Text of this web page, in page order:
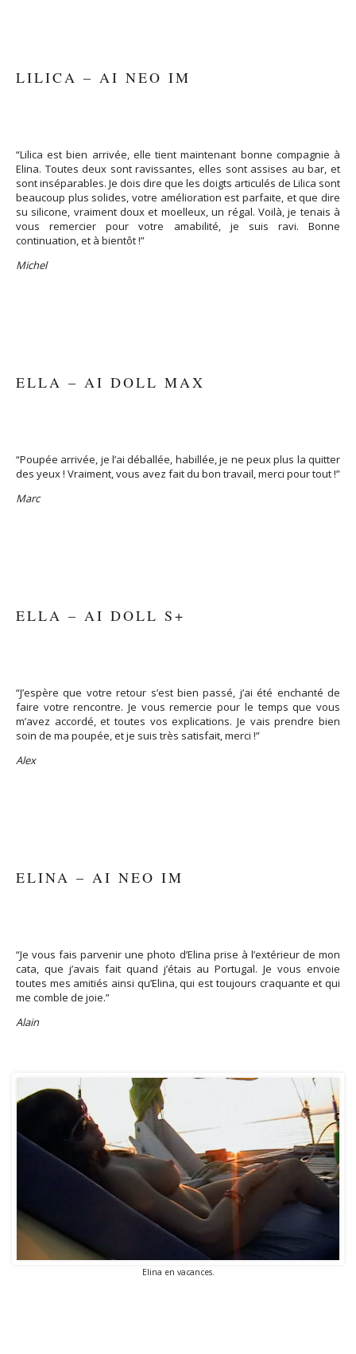
LILICA – AI NEO IM
“Lilica est bien arrivée, elle tient maintenant bonne compagnie à
Elina. Toutes deux sont ravissantes, elles sont assises au bar, et
sont inséparables. Je dois dire que les doigts articulés de Lilica sont
beaucoup plus solides, votre amélioration est parfaite, et que dire
su silicone, vraiment doux et moelleux, un régal. Voilà, je tenais à
vous remercier pour votre amabilité, je suis ravi. Bonne
continuation, et à bientôt !”
Michel
ELLA – AI DOLL MAX
“Poupée arrivée, je l’ai déballée, habillée, je ne peux plus la quitter
des yeux ! Vraiment, vous avez fait du bon travail, merci pour tout !”
Marc
ELLA – AI DOLL S+
“J’espère que votre retour s’est bien passé, j’ai été enchanté de
faire votre rencontre. Je vous remercie pour le temps que vous
m’avez accordé, et toutes vos explications. Je vais prendre bien
soin de ma poupée, et je suis très satisfait, merci !”
Alex
ELINA – AI NEO IM
“Je vous fais parvenir une photo d’Elina prise à l’extérieur de mon
cata, que j’avais fait quand j’étais au Portugal. Je vous envoie
toutes mes amitiés ainsi qu’Elina, qui est toujours craquante et qui
me comble de joie.”
Alain
Elina en vacances.